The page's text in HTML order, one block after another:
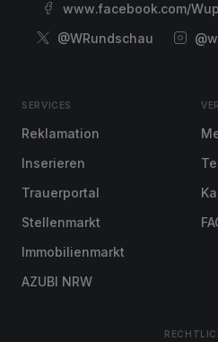
www.facebook.com/
@WRundschau
SERVICES
Reklamation
Inserieren
Trauerportal
Stellenmarkt
Immobilienmarkt
AZUBI NRW